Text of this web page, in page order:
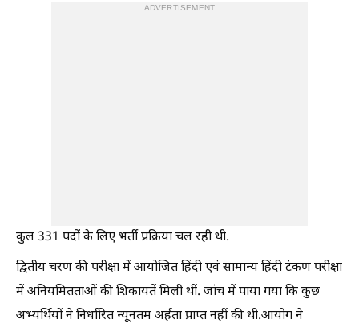
ADVERTISEMENT
कुल 331 पदों के लिए भर्ती प्रक्रिया चल रही थी.
द्वितीय चरण की परीक्षा में आयोजित हिंदी एवं सामान्य हिंदी टंकण परीक्षा
में अनियमितताओं की शिकायतें मिली थीं. जांच में पाया गया कि कुछ
अभ्यर्थियों ने निर्धारित न्यूनतम अर्हता प्राप्त नहीं की थी.आयोग ने